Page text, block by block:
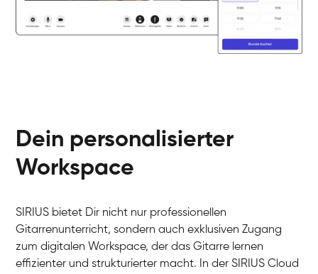
E-Gitarre
Gitarre
Bernt
Gitarre
Dein personalisierter
Workspace
SIRIUS bietet Dir nicht nur professionellen
Gitarrenunterricht, sondern auch exklusiven Zugang
zum digitalen Workspace, der das Gitarre lernen
effizienter und strukturierter macht. In der SIRIUS Cloud